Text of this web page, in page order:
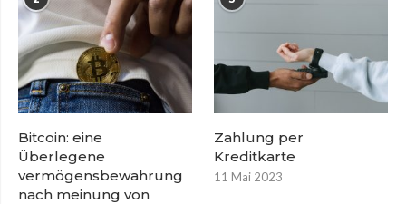
Bitcoin: eine
Überlegene
vermögensbewahrung
nach meinung von
Zahlung per
Kreditkarte
11 Mai 2023